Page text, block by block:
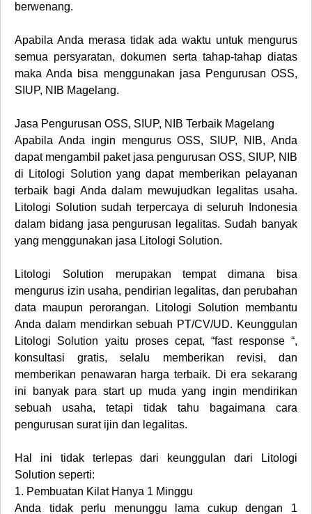
berwenang.
Apabila Anda merasa tidak ada waktu untuk mengurus
semua persyaratan, dokumen serta tahap-tahap diatas
maka Anda bisa menggunakan jasa Pengurusan OSS,
SIUP, NIB Magelang.
Jasa Pengurusan OSS, SIUP, NIB Terbaik Magelang
Apabila Anda ingin mengurus OSS, SIUP, NIB, Anda
dapat mengambil paket jasa pengurusan OSS, SIUP, NIB
di Litologi Solution yang dapat memberikan pelayanan
terbaik bagi Anda dalam mewujudkan legalitas usaha.
Litologi Solution sudah terpercaya di seluruh Indonesia
dalam bidang jasa pengurusan legalitas. Sudah banyak
yang menggunakan jasa Litologi Solution.
Litologi Solution merupakan tempat dimana bisa
mengurus izin usaha, pendirian legalitas, dan perubahan
data maupun perorangan. Litologi Solution membantu
Anda dalam mendirkan sebuah PT/CV/UD. Keunggulan
Litologi Solution yaitu proses cepat, “fast response “,
konsultasi gratis, selalu memberikan revisi, dan
memberikan penawaran harga terbaik. Di era sekarang
ini banyak para start up muda yang ingin mendirikan
sebuah usaha, tetapi tidak tahu bagaimana cara
pengurusan surat ijin dan legalitas.
Hal ini tidak terlepas dari keunggulan dari Litologi
Solution seperti:
1. Pembuatan Kilat Hanya 1 Minggu
Anda tidak perlu menunggu lama cukup dengan 1